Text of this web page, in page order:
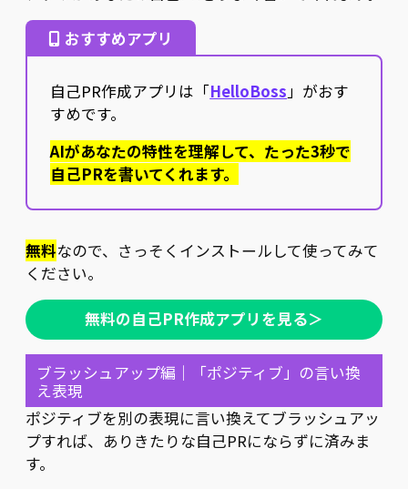
おすすめアプリ
自己PR作成アプリは「HelloBoss 」がおす
すめです。
AIがあなたの特性を理解して、たった3秒で
自己PRを書いてくれます。
無料なので、さっそくインストールして使ってみて
ください。
無料の自己PR作成アプリを見る＞
ブラッシュアップ編｜「ポジティブ」の言い換
え表現
ポジティブを別の表現に言い換えてブラッシュアッ
プすれば、ありきたりな自己PRにならずに済みま
す。